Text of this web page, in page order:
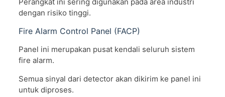
dengan risiko tinggi.
Fire Alarm Control Panel (FACP)
Panel ini merupakan pusat kendali seluruh sistem
fire alarm.
Semua sinyal dari detector akan dikirim ke panel ini
untuk diproses.